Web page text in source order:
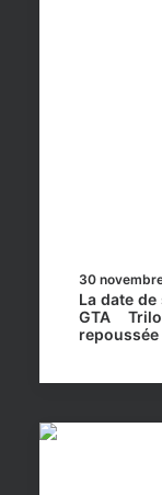
30
La date
GTA
repoussée